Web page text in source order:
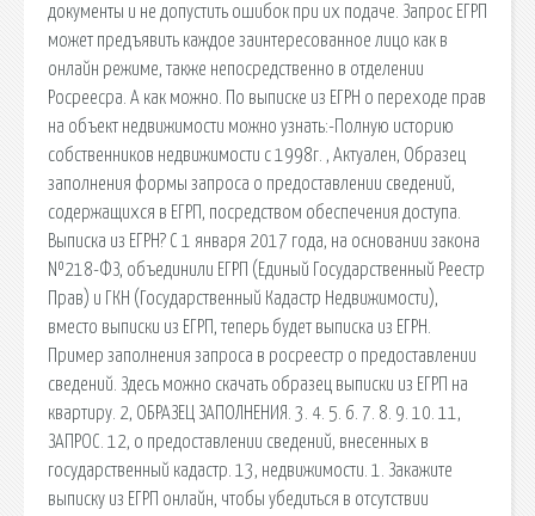
документы и не допустить ошибок при их подаче. Запрос ЕГРП
может предъявить каждое заинтересованное лицо как в
онлайн режиме, также непосредственно в отделении
Росреесра. А как можно. По выписке из ЕГРН о переходе прав
на объект недвижимости можно узнать:-Полную историю
собственников недвижимости с 1998г. , Актуален, Образец
заполнения формы запроса о предоставлении сведений,
содержащихся в ЕГРП, посредством обеспечения доступа.
Выписка из ЕГРН? С 1 января 2017 года, на основании закона
№218-ФЗ, объединили ЕГРП (Единый Государственный Реестр
Прав) и ГКН (Государственный Кадастр Недвижимости),
вместо выписки из ЕГРП, теперь будет выписка из ЕГРН.
Пример заполнения запроса в росреестр о предоставлении
сведений. Здесь можно скачать образец выписки из ЕГРП на
квартиру. 2, ОБРАЗЕЦ ЗАПОЛНЕНИЯ. 3. 4. 5. 6. 7. 8. 9. 10. 11,
ЗАПРОС. 12, о предоставлении сведений, внесенных в
государственный кадастр. 13, недвижимости. 1. Закажите
выписку из ЕГРП онлайн, чтобы убедиться в отсутствии